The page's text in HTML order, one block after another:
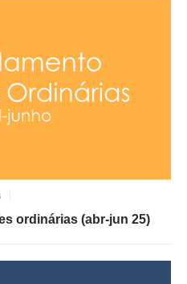
ordinárias (abr-jun 25)